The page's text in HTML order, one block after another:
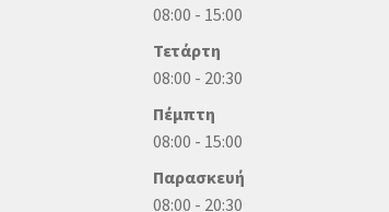
08:00 - 15:00
Τετάρτη
08:00 - 20:30
Πέμπτη
08:00 - 15:00
Παρασκευή
08:00 - 20:30